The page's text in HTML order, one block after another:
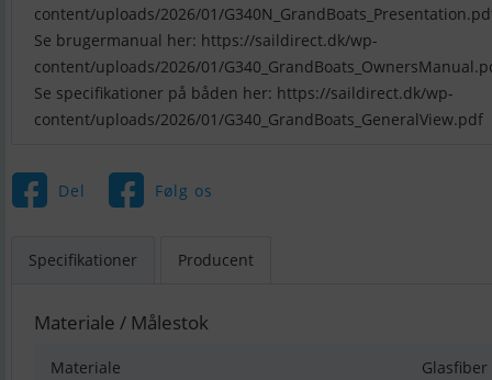
content/uploads/2026/01/
Se brugermanual her: https://saildirect.dk/wp-
content/uploads/2026/01/
Se specifikationer på båden her: https://saildirect.dk/wp-
content/uploads/2026/01/G340_GrandBoats_GeneralView.pdf
Del Følg os
Specifikationer Producent
Materiale / Målestok
Materiale Glasfiber